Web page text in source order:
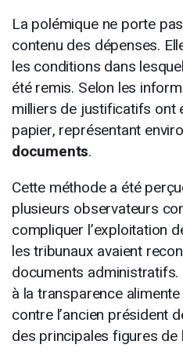
La polémique ne porte
contenu des dépenses.
les conditions dans
été remis. Selon les
milliers de justificatifs
papier, représentant
documents.
Cette méthode a été
plusieurs observateurs
compliquer l’exploitation
les tribunaux avaient
documents
à la transparence
contre l’ancien président
des principales figures